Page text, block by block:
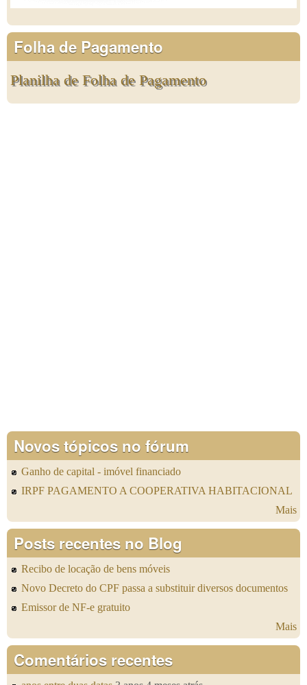
Folha de Pagamento
Planilha de Folha de Pagamento
Novos tópicos no fórum
Ganho de capital - imóvel financiado
IRPF PAGAMENTO A COOPERATIVA HABITACIONAL
Mais
Posts recentes no Blog
Recibo de locação de bens móveis
Novo Decreto do CPF passa a substituir diversos documentos
Emissor de NF-e gratuito
Mais
Comentários recentes